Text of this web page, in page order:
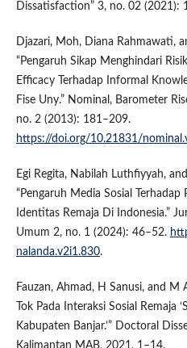
Dissatisfaction” 3, no. 02 (2021):
Djazari, Moh, Diana Rahmawati,
“Pengaruh Sikap Menghindari
Efficacy Terhadap Informal
Fise Uny.” Nominal, Barometer
no. 2 (2013): 181–209.
https://doi.org/10.21831/
Egi Regita, Nabilah Luthfiyyah,
“Pengaruh Media Sosial
Identitas Remaja Di Indonesia.”
Umum 2, no. 1 (2024): 46–52.
nalanda.v2i1.830.
Fauzan, Ahmad, H Sanusi, and M
Tok Pada Interaksi Sosial Remaja
Kabupaten Banjar.’” Doctoral